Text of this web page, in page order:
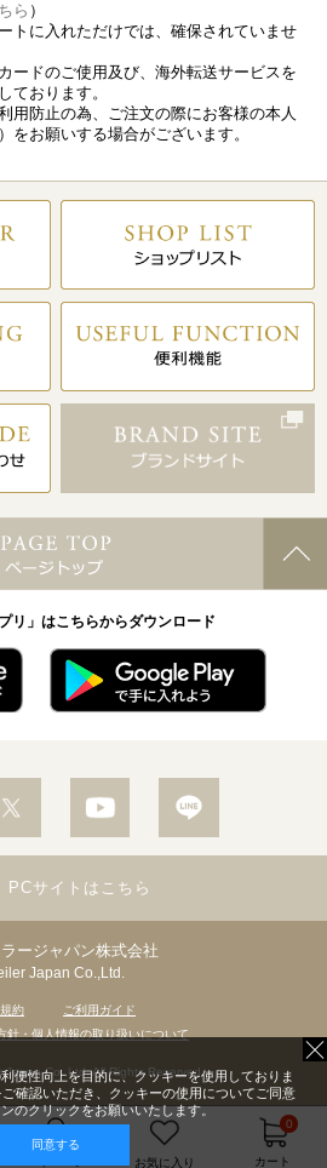
ら ）
に入れただけでは、確保されていませ
ドのご使用及び、海外転送サービスを
ております。
防止の為、ご注文の際にお客様の本人
をお願いする場合がございます。
リ」はこちらからダウンロード
ージャパン株式会社
Japan Co.,Ltd.
約
ご利用ガイド
針・個人情報の取り扱いについて
Japan Co.,Ltd. All Rights Reserved.
PCサイトはこちら
お気に入り
0
カート
便性向上を目的に、クッキーを使用しておりま
ご確認いただき、クッキーの使用についてご同意
のクリックをお願いいたします。
同意する